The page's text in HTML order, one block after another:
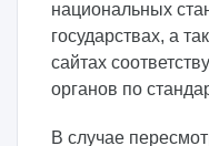
национальных
государствах, а
сайтах
органов по
В случае